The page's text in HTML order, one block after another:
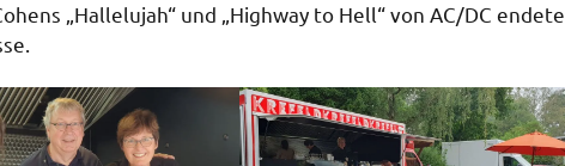
„Hallelujah“ und „Highway to Hell“ von AC/DC endete